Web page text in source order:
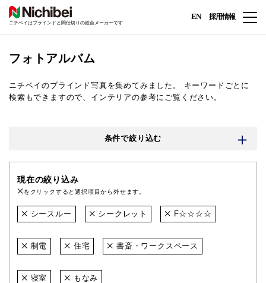
ニチベイはブラインドと間仕切りの総合メーカーです
EN 採用情報
フォトアルバム
ニチベイのブラインド写真を集めてみました。
キーワードごとに
検索もできますので、インテリアの参考にご覧ください。
条件で絞り込む
現在の絞り込み
をクリックすると選択項目から外せます。
シースルー シークレット F☆☆☆☆
制電 住宅 書斎・ワークスペース
寝室 もなみ